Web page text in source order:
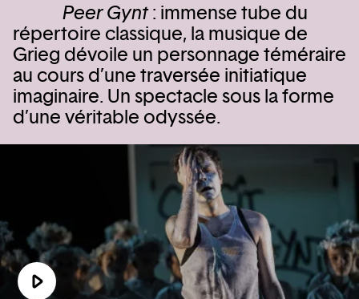
Peer Gynt: immense tube du
répertoire classique, la musique de
Grieg dévoile un personnage téméraire
au cours d’une traversée initiatique
imaginaire. Un spectacle sous la forme
d’une véritable odyssée.